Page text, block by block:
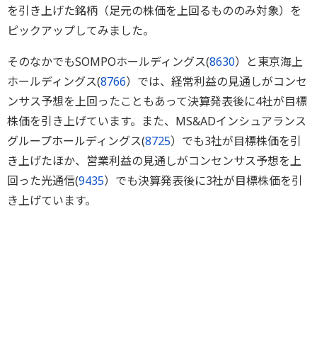
を引き上げた銘柄（足元の株価を上回るもののみ対象）を
ピックアップしてみました。
そのなかでもSOMPOホールディングス(8630）と東京海上
ホールディングス(8766）では、経常利益の見通しがコンセ
ンサス予想を上回ったこともあって決算発表後に4社が目標
株価を引き上げています。また、MS&ADインシュアランス
グループホールディングス(8725）でも3社が目標株価を引
き上げたほか、営業利益の見通しがコンセンサス予想を上
回った光通信(9435）でも決算発表後に3社が目標株価を引
き上げています。